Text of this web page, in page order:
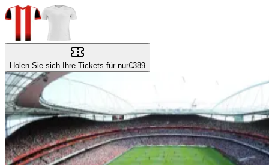
Holen Sie sich Ihre Tickets für nur€389